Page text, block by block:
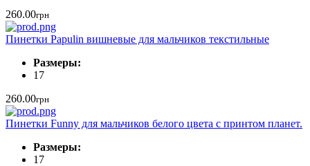
260.00грн
Пинетки Papulin вишневые для мальчиков текстильные
Размеры:
17
260.00грн
Пинетки Funny для мальчиков белого цвета с принтом планет.
Размеры:
17